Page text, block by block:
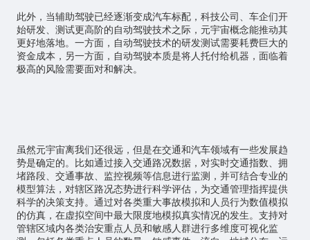
此外，当辅助驾驶已经逐渐变成汽车标配，科技公司、车企们开
始研发、测试更高阶的自动驾驶技术之际，元宇宙概念能推动其
更好地落地。一方面，自动驾驶技术的研发测试需要耗费巨大的
资金成本，另一方面，自动驾驶本质是将人托付给机器，面临着
极高的风险需要面对和解决。
虽然元宇宙离我们还很远，但是在交通和汽车领域有一些发展趋
势是确定的。比如通过接入交通路况数据，对实时交通指数、拥
堵路段、交通事故、监控视频等信息进行监测，并可结合专业的
模型算法，对辖区路况态势进行科学评估，为交通管理指挥提供
科学的决策支持。通过对各类重大事故模拟和人员行为数值模拟
的仿真，在虚拟空间中最大限度地模拟真实情况的发生。支持对
管辖区域内各类治安重点人员和敏感人群进行多维度可视化监